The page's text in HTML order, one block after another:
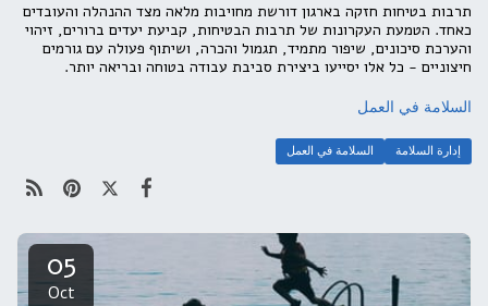
תרבות בטיחות חזקה בארגון דורשת מחויבות מלאה מצד ההנהלה והעובדים
כאחד. הטמעת העקרונות של תרבות הבטיחות, קביעת יעדים ברורים, זיהוי
והערכת סיכונים, שיפור מתמיד, תגמול והכרה, ושיתוף פעולה עם גורמים
חיצוניים - כל אלו יסייעו ביצירת סביבת עבודה בטוחה ובריאה יותר.
السلامة في العمل
إدارة السلامة السلامة في العمل
05
Oct